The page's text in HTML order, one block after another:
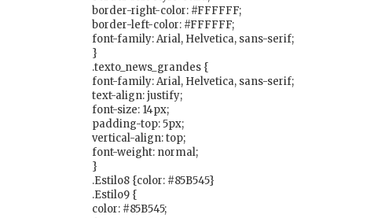
border-right-color: #FFFFFF;
border-left-color: #FFFFFF;
font-family: Arial, Helvetica, sans-serif;
}
.texto_news_grandes {
font-family: Arial, Helvetica, sans-serif;
text-align: justify;
font-size: 14px;
padding-top: 5px;
vertical-align: top;
font-weight: normal;
}
.Estilo8 {color: #85B545}
.Estilo9 {
color: #85B545;